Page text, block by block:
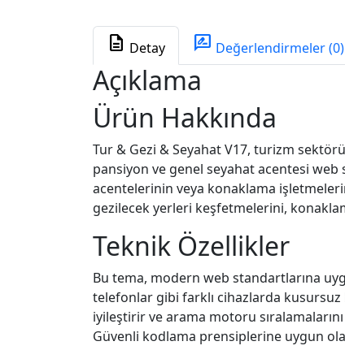
description Detay rate_review Değerlendirmeler (0)
Açıklama
Ürün Hakkında
Tur & Gezi & Seyahat V17, turizm
pansiyon ve genel seyahat acentesi web
acentelerinin veya konaklama
gezilecek yerleri keşfetmelerini,
Teknik Özellikler
Bu tema, modern web standartlarına
telefonlar gibi farklı cihazlarda
iyileştirir ve arama motoru
Güvenli kodlama prensiplerine uygun